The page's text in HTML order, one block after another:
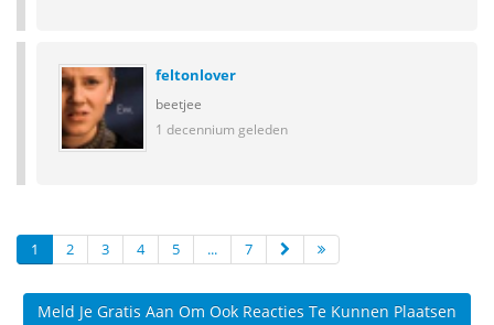
feltonlover
beetjee
1 decennium geleden
1 2 3 4 5 ... 7
Meld Je Gratis Aan Om Ook Reacties Te Kunnen Plaatsen